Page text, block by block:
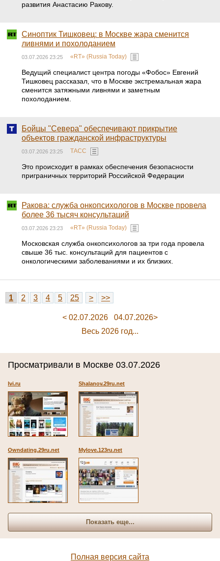
развития Анастасию Ракову.
Синоптик Тишковец: в Москве жара сменится
ливнями и похолоданием
03.07.2026 23:25 «RT» (Russia Today)
Ведущий специалист центра погоды «Фобос» Евгений
Тишковец рассказал, что в Москве экстремальная жара
сменится затяжными ливнями и заметным
похолоданием.
Бойцы "Севера" обеспечивают прикрытие
объектов гражданской инфраструктуры
03.07.2026 23:25 ТАСС
Это происходит в рамках обеспечения безопасности
приграничных территорий Российской Федерации
Ракова: служба онкопсихологов в Москве провела
более 36 тысяч консультаций
03.07.2026 23:23 «RT» (Russia Today)
Московская служба онкопсихологов за три года провела
свыше 36 тыс. консультаций для пациентов с
онкологическими заболеваниями и их близких.
1 2 3 4 5 25 > >>
< 02.07.2026
04.07.2026>
Весь 2026 год...
Просматривали в Москве 03.07.2026
Ivi.ru Shalanov.29ru.net
Owndating.29ru.net Mylove.123ru.net
Показать еще...
Полная версия сайта